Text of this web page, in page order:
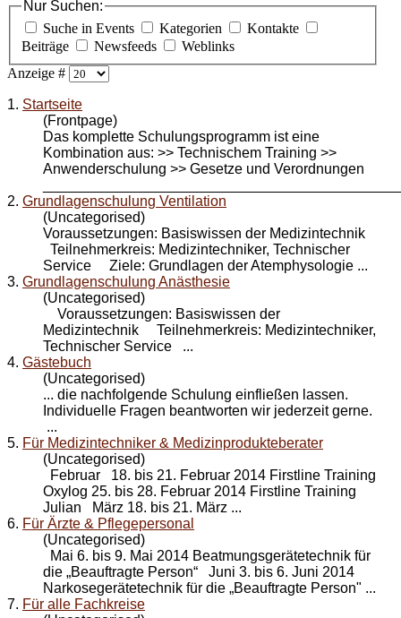
Nur Suchen:
Suche in Events
Kategorien
Kontakte
Beiträge
Newsfeeds
Weblinks
Anzeige #
1. Startseite
(Frontpage)
Das komplette Schulungsprogramm ist eine
Kombination aus: >> Technischem Training >>
Anwenderschulung >> Gesetze und Verordnungen
2. Grundlagenschulung Ventilation
(Uncategorised)
Voraussetzungen: Basiswissen der Medizintechnik
Teilnehmerkreis: Medizintechniker, Technischer
Service Ziele: Grundlagen der Atemphysologie ...
3. Grundlagenschulung Anästhesie
(Uncategorised)
Voraussetzungen: Basiswissen der
Medizintechnik Teilnehmerkreis: Medizintechniker,
Technischer Service ...
4. Gästebuch
(Uncategorised)
... die nachfolgende Schulung einfließen lassen.
Individuelle Fragen beantworten wir jederzeit gerne.
...
5. Für Medizintechniker & Medizinprodukteberater
(Uncategorised)
Februar 18. bis 21. Februar 2014 Firstline Training
Oxylog 25. bis 28. Februar 2014 Firstline Training
Julian März 18. bis 21. März ...
6. Für Ärzte & Pflegepersonal
(Uncategorised)
Mai 6. bis 9. Mai 2014 Beatmungsgerätetechnik für
die „Beauftragte Person“ Juni 3. bis 6. Juni 2014
Narkosegerätetechnik für die „Beauftragte Person" ...
7. Für alle Fachkreise